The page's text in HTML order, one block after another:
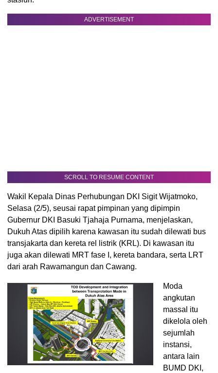
ADVERTISEMENT
SCROLL TO RESUME CONTENT
Wakil Kepala Dinas Perhubungan DKI Sigit Wijatmoko,
Selasa (2/5), seusai rapat pimpinan yang dipimpin
Gubernur DKI Basuki Tjahaja Purnama, menjelaskan,
Dukuh Atas dipilih karena kawasan itu sudah dilewati bus
transjakarta dan kereta rel listrik (KRL). Di kawasan itu
juga akan dilewati MRT fase I, kereta bandara, serta LRT
dari arah Rawamangun dan Cawang.
Moda
angkutan
massal itu
dikelola oleh
sejumlah
instansi,
antara lain
BUMD DKI,